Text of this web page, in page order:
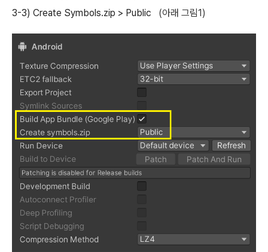
3-3) Create Symbols.zip > Public
(아래 그림1)